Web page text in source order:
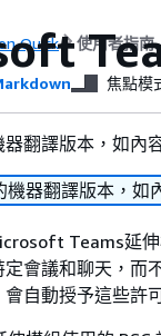
Quick 使用者指南
焦點模
翻譯版本，如內
機器翻譯版本，如
Teams延
會議和聊天，而
自動授予這些許